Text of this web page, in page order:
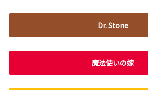
Dr. Stone
魔法使いの嫁